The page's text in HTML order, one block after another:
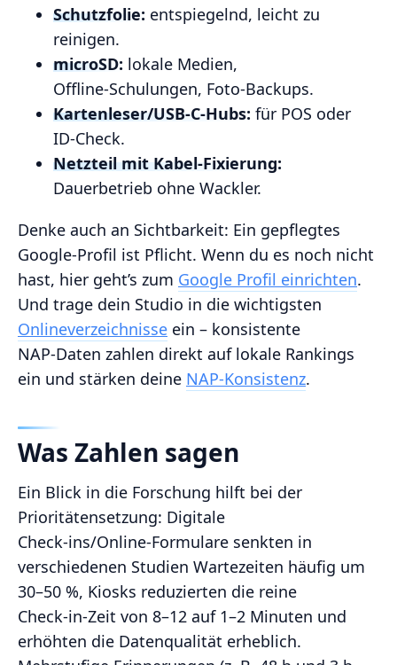
Schutzfolie: entspiegelnd, leicht zu
reinigen.
microSD: lokale Medien,
Offline‑Schulungen, Foto‑Backups.
Kartenleser/USB‑C‑Hubs: für POS oder
ID‑Check.
Netzteil mit Kabel‑Fixierung:
Dauerbetrieb ohne Wackler.
Denke auch an Sichtbarkeit: Ein gepflegtes
Google‑Profil ist Pflicht. Wenn du es noch nicht
hast, hier geht’s zum Google Profil einrichten.
Und trage dein Studio in die wichtigsten
Onlineverzeichnisse ein – konsistente
NAP‑Daten zahlen direkt auf lokale Rankings
ein und stärken deine NAP‑Konsistenz.
Was Zahlen sagen
Ein Blick in die Forschung hilft bei der
Prioritätensetzung: Digitale
Check‑ins/Online‑Formulare senkten in
verschiedenen Studien Wartezeiten häufig um
30–50 %, Kiosks reduzierten die reine
Check‑in‑Zeit von 8–12 auf 1–2 Minuten und
erhöhten die Datenqualität erheblich.